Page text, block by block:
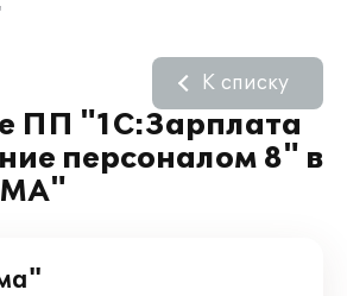
ПП "1С:Зарплата
персоналом 8" в
К списку